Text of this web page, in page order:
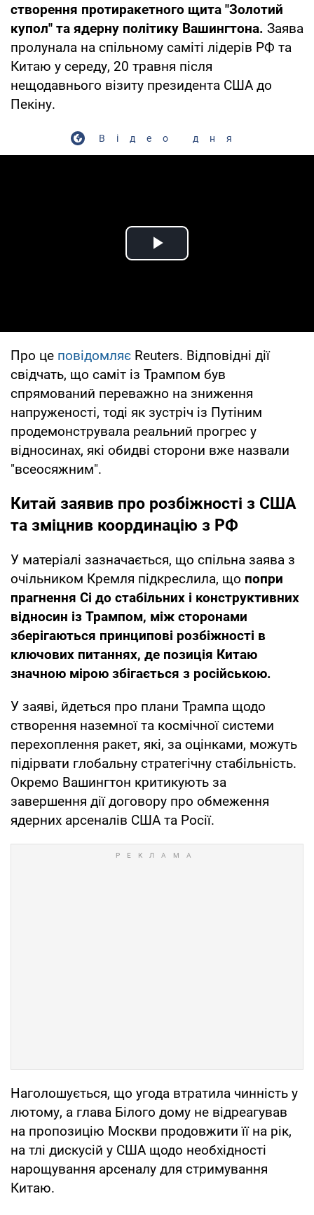
створення протиракетного щита "Золотий
купол" та ядерну політику Вашингтона. Заява
пролунала на спільному саміті лідерів РФ та
Китаю у середу, 20 травня після
нещодавнього візиту президента США до
Пекіну.
Відео дня
Play Video
Про це повідомляє Reuters. Відповідні дії
свідчать, що саміт із Трампом був
спрямований переважно на зниження
напруженості, тоді як зустріч із Путіним
продемонструвала реальний прогрес у
відносинах, які обидві сторони вже назвали
"всеосяжним".
Китай заявив про розбіжності з США
та зміцнив координацію з РФ
У матеріалі зазначається, що спільна заява з
очільником Кремля підкреслила, що попри
прагнення Сі до стабільних і конструктивних
відносин із Трампом, між сторонами
зберігаються принципові розбіжності в
ключових питаннях, де позиція Китаю
значною мірою збігається з російською.
У заяві, йдеться про плани Трампа щодо
створення наземної та космічної системи
перехоплення ракет, які, за оцінками, можуть
підірвати глобальну стратегічну стабільність.
Окремо Вашингтон критикують за
завершення дії договору про обмеження
ядерних арсеналів США та Росії.
Наголошується, що угода втратила чинність у
лютому, а глава Білого дому не відреагував
на пропозицію Москви продовжити її на рік,
на тлі дискусій у США щодо необхідності
нарощування арсеналу для стримування
Китаю.